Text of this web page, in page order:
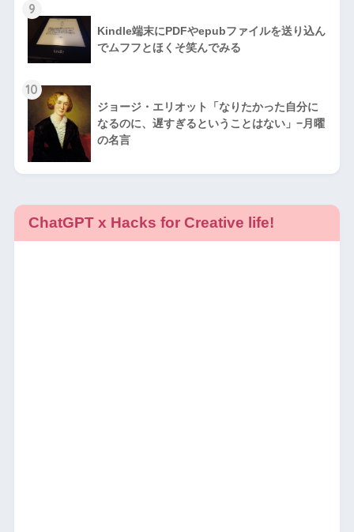
9
Kindle端末にPDFやepubファイルを送り込ん
でムフフとほくそ笑んでみる
10
ジョージ・エリオット「なりたかった自分に
なるのに、遅すぎるということはない」−月曜
の名言
ChatGPT x Hacks for Creative life!